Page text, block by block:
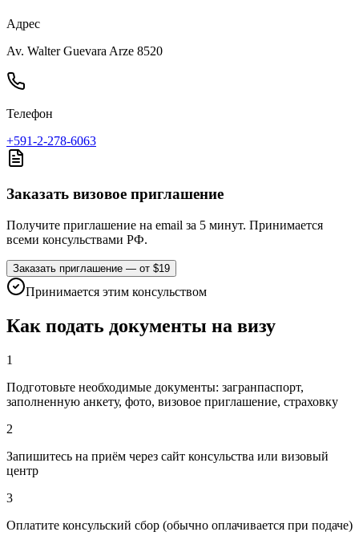
Адрес
Av. Walter Guevara Arze 8520
Телефон
+591-2-278-6063
Заказать визовое приглашение
Получите приглашение на email за 5 минут. Принимается
всеми консульствами РФ.
Заказать приглашение — от $19
Принимается этим консульством
Как подать документы на визу
1
Подготовьте необходимые документы: загранпаспорт,
заполненную анкету, фото, визовое приглашение, страховку
2
Запишитесь на приём через сайт консульства или визовый
центр
3
Оплатите консульский сбор (обычно оплачивается при подаче)